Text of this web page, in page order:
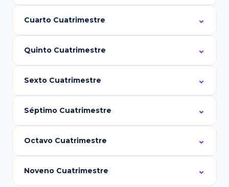
Cuarto Cuatrimestre
Quinto Cuatrimestre
Sexto Cuatrimestre
Séptimo Cuatrimestre
Octavo Cuatrimestre
Noveno Cuatrimestre